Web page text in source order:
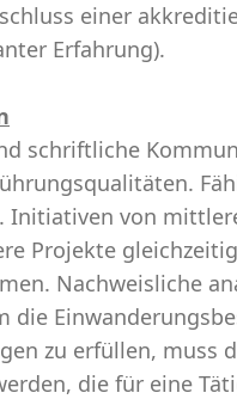
einer
Erfahrung).
schriftliche
Initiativen von
Projekte
Nachweisliche
die
zu erfüllen, muss
die für eine